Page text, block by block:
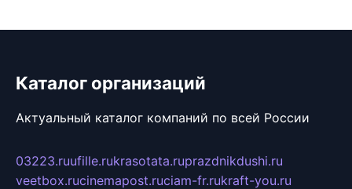
Каталог организаций
Актуальный каталог компаний по всей России
03223.ruufille.rukrasotata.ruprazdnikdushi.ru
veetbox.rucinemapost.ruciam-fr.rukraft-you.ru